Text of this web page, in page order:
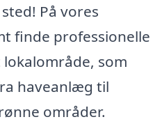
På vores
finde professionelle
som
haveanlæg til
områder.